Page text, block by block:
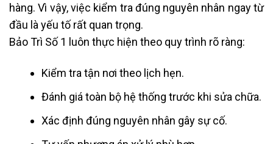
hàng. Vì vậy, việc kiểm tra đúng nguyên nhân ngay từ
đầu là yếu tố rất quan trọng.
Bảo Trì Số 1 luôn thực hiện theo quy trình rõ ràng:
Kiểm tra tận nơi theo lịch hẹn.
Đánh giá toàn bộ hệ thống trước khi sửa chữa.
Xác định đúng nguyên nhân gây sự cố.